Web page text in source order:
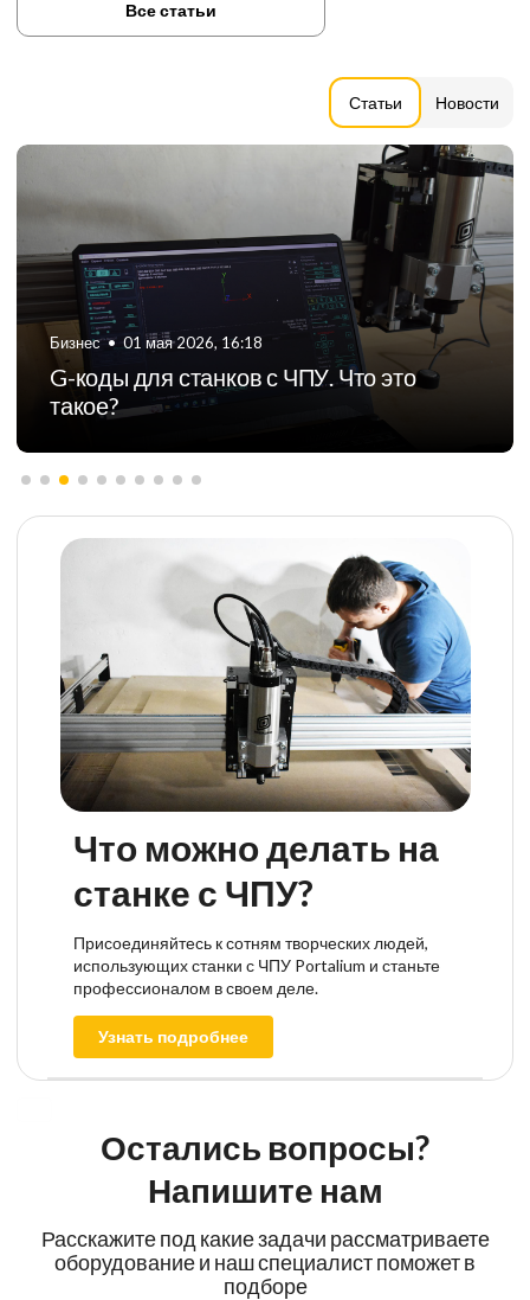
Статьи Новости
Все статьи
Бизнес • 06 августа 2024, 11:21
ТОП-5 российских производителей
фрезерных станков с ЧПУ
Что можно делать на
станке с ЧПУ?
Присоединяйтесь к сотням творческих людей,
использующих станки с ЧПУ Portalium и станьте
профессионалом в своем деле.
Узнать подробнее
Остались вопросы?
Напишите нам
Расскажите под какие задачи рассматриваете
оборудование и наш специалист поможет в
подборе